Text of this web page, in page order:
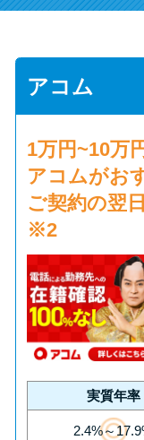
アコム
1万円~10万
アコムがお
ご契約の翌
※2
実質年率
2.4%～